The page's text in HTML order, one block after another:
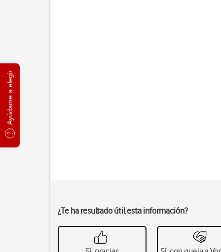
Ayúdame a elegir
¿Te ha resultado útil esta información?